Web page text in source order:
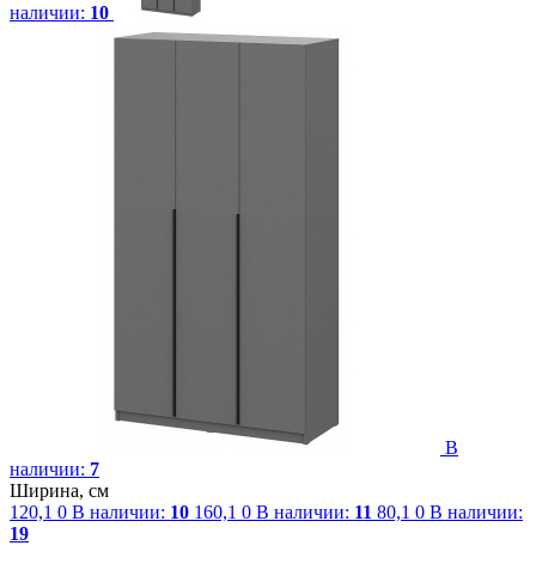
наличии: 10
В
наличии: 7
Ширина, см
120,1 0 В наличии: 10 160,1 0 В наличии: 11 80,1 0 В наличии:
19